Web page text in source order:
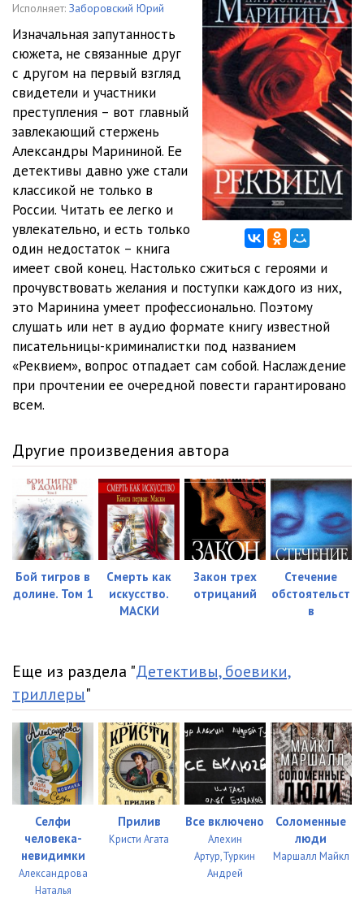
08:26
Rekviem_08 08:30
Rekviem_09 09:08
Rekviem_10 08:42
Rekviem_11 09:38
Rekviem_12 08:50
Rekviem_13 10:24
Rekviem_14
Rekviem_15 09:39
Rekviem_16
Rekviem_17
Rekviem_18 08:27
Rekviem_19
Rekviem_20
Rekviem_21 09:08
Rekviem_22 09:19
Rekviem_23 09:14
Rekviem_24 08:36
Rekviem_27
Rekviem_28
Rekviem_29 08:24
Rekviem_30 09:11
Rekviem_31 08:32
Rekviem_32 11:06
Rekviem_33
Исполняет: Заборовский Юрий
Изначальная запутанность
сюжета, не связанные друг
с другом на первый взгляд
свидетели и участники
преступления – вот главный
завлекающий стержень
Александры Марининой. Ее
детективы давно уже стали
классикой не только в
России. Читать ее легко и
увлекательно, и есть только
один недостаток – книга
имеет свой конец. Настолько сжиться с героями и
прочувствовать желания и поступки каждого из них,
это Маринина умеет профессионально. Поэтому
слушать или нет в аудио формате книгу известной
писательницы-криминалистки под названием
«Реквием», вопрос отпадает сам собой. Наслаждение
при прочтении ее очередной повести гарантировано
всем.
Другие произведения автора
Бой тигров в
долине. Том 1
Смерть как
искусство.
МАСКИ
Закон трех
отрицаний
Стечение
обстоятельст
в
Еще из раздела "Детективы, боевики,
триллеры"
Селфи
человека-
невидимки
Александрова
Наталья
Прилив
Кристи Агата
Все включено
Алехин
Артур,Туркин
Андрей
Соломенные
люди
Маршалл Майкл